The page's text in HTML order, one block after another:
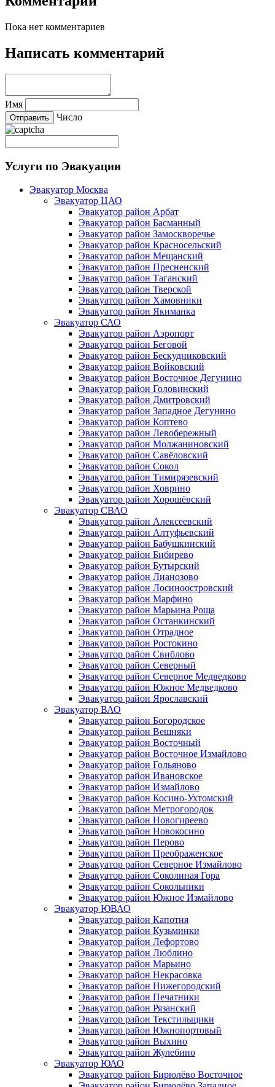
Пока нет комментариев
Написать комментарий
Имя
Число
Услуги по Эвакуации
Эвакуатор Москва
Эвакуатор ЦАО
Эвакуатор район Арбат
Эвакуатор район Басманный
Эвакуатор район Замоскворечье
Эвакуатор район Красносельский
Эвакуатор район Мещанский
Эвакуатор район Пресненский
Эвакуатор район Таганский
Эвакуатор район Тверской
Эвакуатор район Хамовники
Эвакуатор район Якиманка
Эвакуатор САО
Эвакуатор район Аэропорт
Эвакуатор район Беговой
Эвакуатор район Бескудниковский
Эвакуатор район Войковский
Эвакуатор район Восточное Дегунино
Эвакуатор район Головинский
Эвакуатор район Дмитровский
Эвакуатор район Западное Дегунино
Эвакуатор район Коптево
Эвакуатор район Левобережный
Эвакуатор район Молжаниновский
Эвакуатор район Савёловский
Эвакуатор район Сокол
Эвакуатор район Тимирязевский
Эвакуатор район Ховрино
Эвакуатор район Хорошёвский
Эвакуатор СВАО
Эвакуатор район Алексеевский
Эвакуатор район Алтуфьевский
Эвакуатор район Бабушкинский
Эвакуатор район Бибирево
Эвакуатор район Бутырский
Эвакуатор район Лианозово
Эвакуатор район Лосиноостровский
Эвакуатор район Марфино
Эвакуатор район Марьина Роща
Эвакуатор район Останкинский
Эвакуатор район Отрадное
Эвакуатор район Ростокино
Эвакуатор район Свиблово
Эвакуатор район Северный
Эвакуатор район Северное Медведково
Эвакуатор район Южное Медведково
Эвакуатор район Ярославский
Эвакуатор ВАО
Эвакуатор район Богородское
Эвакуатор район Вешняки
Эвакуатор район Восточный
Эвакуатор район Восточное Измайлово
Эвакуатор район Гольяново
Эвакуатор район Ивановское
Эвакуатор район Измайлово
Эвакуатор район Косино-Ухтомский
Эвакуатор район Метрогородок
Эвакуатор район Новогиреево
Эвакуатор район Новокосино
Эвакуатор район Перово
Эвакуатор район Преображенское
Эвакуатор район Северное Измайлово
Эвакуатор район Соколиная Гора
Эвакуатор район Сокольники
Эвакуатор район Южное Измайлово
Эвакуатор ЮВАО
Эвакуатор район Капотня
Эвакуатор район Кузьминки
Эвакуатор район Лефортово
Эвакуатор район Люблино
Эвакуатор район Марьино
Эвакуатор район Некрасовка
Эвакуатор район Нижегородский
Эвакуатор район Печатники
Эвакуатор район Рязанский
Эвакуатор район Текстильщики
Эвакуатор район Южнопортовый
Эвакуатор район Выхино
Эвакуатор район Жулебино
Эвакуатор ЮАО
Эвакуатор район Бирюлёво Восточное